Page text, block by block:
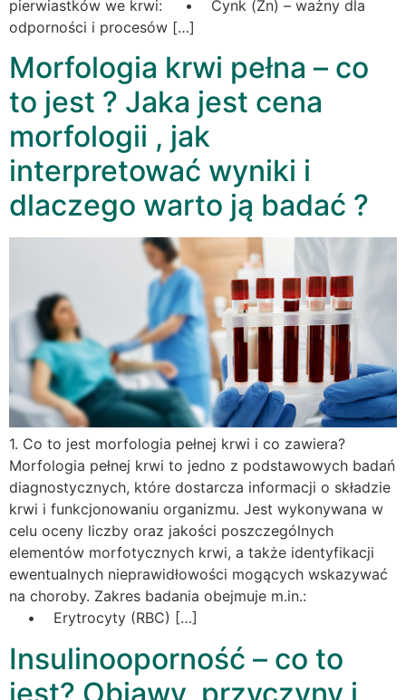
pierwiastków we krwi: • Cynk (Zn) – ważny dla
odporności i procesów […]
Morfologia krwi pełna – co
to jest ? Jaka jest cena
morfologii , jak
interpretować wyniki i
dlaczego warto ją badać ?
1. Co to jest morfologia pełnej krwi i co zawiera?
Morfologia pełnej krwi to jedno z podstawowych badań
diagnostycznych, które dostarcza informacji o składzie
krwi i funkcjonowaniu organizmu. Jest wykonywana w
celu oceny liczby oraz jakości poszczególnych
elementów morfotycznych krwi, a także identyfikacji
ewentualnych nieprawidłowości mogących wskazywać
na choroby. Zakres badania obejmuje m.in.:
• Erytrocyty (RBC) […]
Insulinooporność – co to